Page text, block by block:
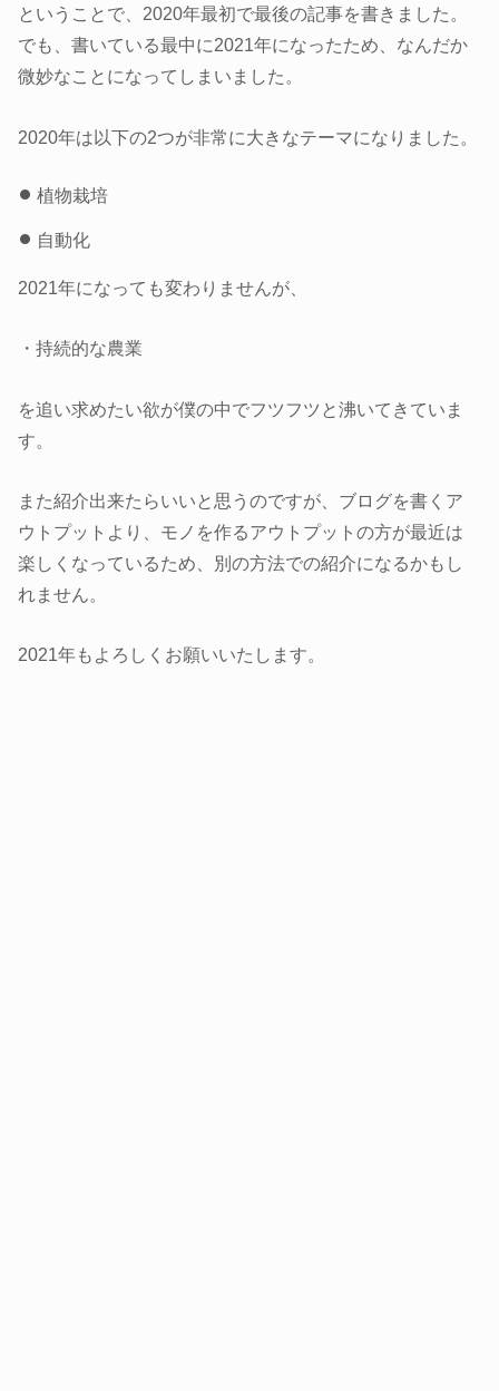
ということで、2020年最初で最後の記事を書きました。
でも、書いている最中に2021年になったため、なんだか
微妙なことになってしまいました。
2020年は以下の2つが非常に大きなテーマになりました。
植物栽培
自動化
2021年になっても変わりませんが、
・持続的な農業
を追い求めたい欲が僕の中でフツフツと沸いてきていま
す。
また紹介出来たらいいと思うのですが、ブログを書くア
ウトプットより、モノを作るアウトプットの方が最近は
楽しくなっているため、別の方法での紹介になるかもし
れません。
2021年もよろしくお願いいたします。